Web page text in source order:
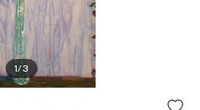
1/3